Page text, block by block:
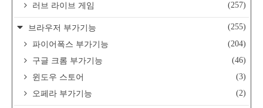
러브 라이브 게임
(257)
브라우저 부가기능
(255)
파이어폭스 부가기능
(204)
구글 크롬 부가기능
(46)
윈도우 스토어
(3)
오페라 부가기능
(2)